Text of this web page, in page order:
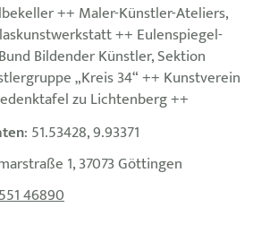
++ Maler-Künstler-Ateliers,
++ Eulenspiegel-
Bildender Künstler, Sektion
„Kreis 34“ ++ Kunstverein
zu Lichtenberg ++
: 51.53428, 9.93371
1, 37073 Göttingen
46890